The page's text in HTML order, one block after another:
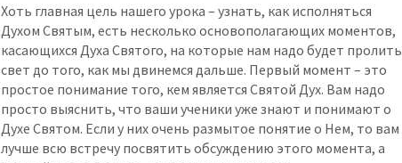
Хоть главная цель нашего урока – узнать, как исполняться
Духом Святым, есть несколько основополагающих моментов,
касающихся Духа Святого, на которые нам надо будет пролить
свет до того, как мы двинемся дальше. Первый момент – это
простое понимание того, кем является Святой Дух. Вам надо
просто выяснить, что ваши ученики уже знают и понимают о
Духе Святом. Если у них очень размытое понятие о Нем, то вам
лучше всю встречу посвятить обсуждению этого момента, а